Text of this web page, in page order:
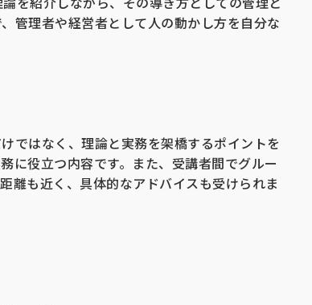
管理者や経営者として人の動かし方を自分な
ではなく、理論と実務を架橋するポイントを
に役立つ内容です。また、受講者間でグルー
離も近く、具体的なアドバイスも受けられま